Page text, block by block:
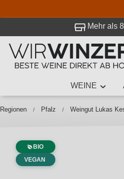
Mehr als
WEINE
Regionen Pfalz Weingut Lukas
BIO
VEGAN
bei WirWinzer.